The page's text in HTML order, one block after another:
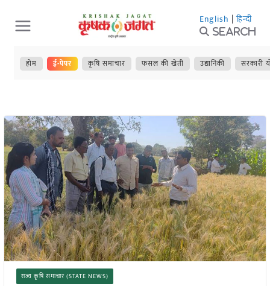
Skip
to
content
English | हिन्दी
Search
होम ई-पेपर कृषि समाचार फसल की खेती उद्यानिकी सरकारी
राज्य कृषि समाचार (STATE NEWS)